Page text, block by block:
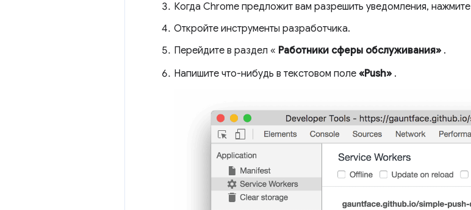
Когда Chrome предложит вам разрешить уведомления, нажмите
Откройте инструменты разработчика.
Перейдите в раздел « Работники сферы обслуживания» .
Напишите что-нибудь в текстовом поле «Push» .